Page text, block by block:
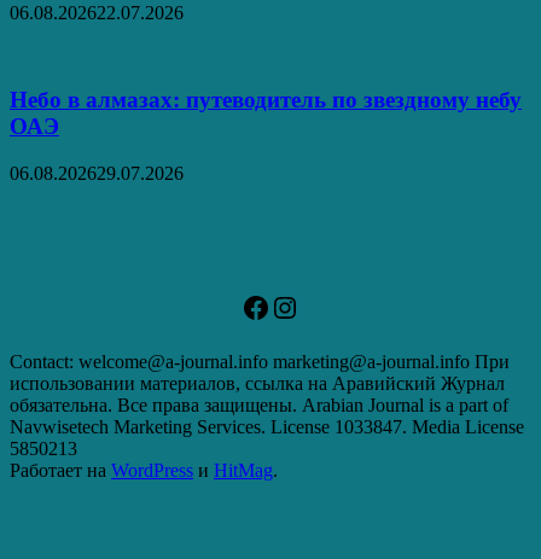
06.08.202622.07.2026
Небо в алмазах: путеводитель по звездному небу
ОАЭ
06.08.202629.07.2026
Facebook
Instagram
Contact: welcome@a-journal.info marketing@a-journal.info При
использовании материалов, ссылка на Аравийский Журнал
обязательна. Все права защищены. Arabian Journal is a part of
Navwisetech Marketing Services. License 1033847. Media License
5850213
Работает на WordPress и HitMag.